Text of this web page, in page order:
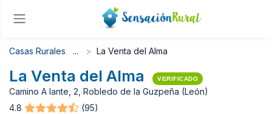
Casas Rurales La Venta del Alma
La Venta del Alma VERIFICADO
Camino A lante, 2, Robledo de la Guzpeña (León)
4.8
(95)